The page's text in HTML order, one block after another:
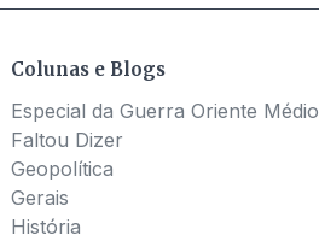
Colunas e Blogs
Especial da Guerra Oriente Médio
Faltou Dizer
Geopolítica
Gerais
História